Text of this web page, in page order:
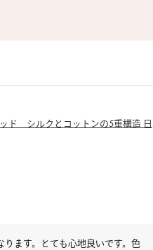
ド シルクとコットンの5重構造 日
ます。とても心地良いです。色